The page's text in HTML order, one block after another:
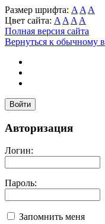
Размер шрифта: A A A
Цвет сайта: A A A A
Полная версия сайта
Вернуться к обычному
Войти
Авторизация
Логин:
Пароль:
Запомнить меня